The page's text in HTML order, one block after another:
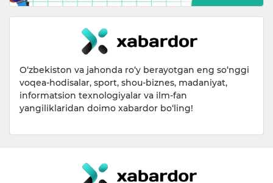
O‘zbekiston va jahonda ro‘y berayotgan eng so‘nggi
voqea-hodisalar, sport, shou-biznes, madaniyat,
informatsion texnologiyalar va ilm-fan
yangiliklaridan doimo xabardor bo‘ling!